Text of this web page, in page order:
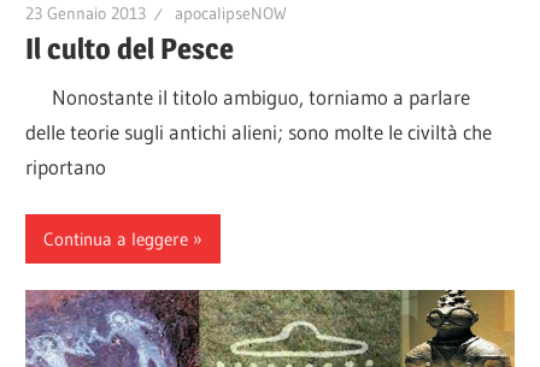
23 Gennaio 2013 apocalipseNOW
Il culto del Pesce
Nonostante il titolo ambiguo, torniamo a parlare
delle teorie sugli antichi alieni; sono molte le civiltà che
riportano
Continua a leggere